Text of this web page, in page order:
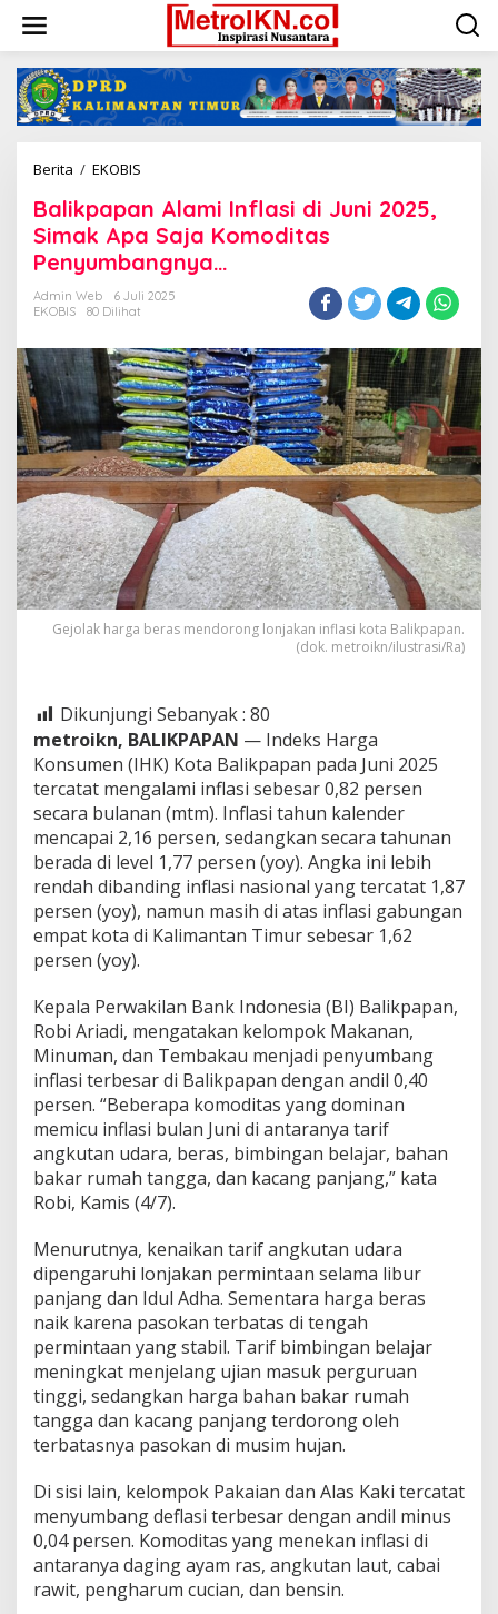
konten
Berita / EKOBIS
Inflasi
di
Juni
2025,
Simak
Komoditas
Penyumbangnya...
Balikpapan Alami Inflasi di Juni 2025,
Simak Apa Saja Komoditas
Penyumbangnya…
Admin Web
6 Juli 2025
EKOBIS
80 Dilihat
Gejolak harga beras mendorong lonjakan inflasi kota Balikpapan.
(dok. metroikn/ilustrasi/Ra)
Dikunjungi Sebanyak : 80
metroikn, BALIKPAPAN — Indeks Harga
Konsumen (IHK) Kota Balikpapan pada Juni 2025
tercatat mengalami inflasi sebesar 0,82 persen
secara bulanan (mtm). Inflasi tahun kalender
mencapai 2,16 persen, sedangkan secara tahunan
berada di level 1,77 persen (yoy). Angka ini lebih
rendah dibanding inflasi nasional yang tercatat 1,87
persen (yoy), namun masih di atas inflasi gabungan
empat kota di Kalimantan Timur sebesar 1,62
persen (yoy).
Kepala Perwakilan Bank Indonesia (BI) Balikpapan,
Robi Ariadi, mengatakan kelompok Makanan,
Minuman, dan Tembakau menjadi penyumbang
inflasi terbesar di Balikpapan dengan andil 0,40
persen. “Beberapa komoditas yang dominan
memicu inflasi bulan Juni di antaranya tarif
angkutan udara, beras, bimbingan belajar, bahan
bakar rumah tangga, dan kacang panjang,” kata
Robi, Kamis (4/7).
Menurutnya, kenaikan tarif angkutan udara
dipengaruhi lonjakan permintaan selama libur
panjang dan Idul Adha. Sementara harga beras
naik karena pasokan terbatas di tengah
permintaan yang stabil. Tarif bimbingan belajar
meningkat menjelang ujian masuk perguruan
tinggi, sedangkan harga bahan bakar rumah
tangga dan kacang panjang terdorong oleh
terbatasnya pasokan di musim hujan.
Di sisi lain, kelompok Pakaian dan Alas Kaki tercatat
menyumbang deflasi terbesar dengan andil minus
0,04 persen. Komoditas yang menekan inflasi di
antaranya daging ayam ras, angkutan laut, cabai
rawit, pengharum cucian, dan bensin.